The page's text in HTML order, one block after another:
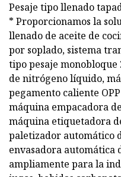
Pesaje tipo llenado
* Proporcionamos la
llenado de aceite de
por soplado, sistema
tipo pesaje
de nitrógeno líquido,
pegamento caliente
máquina empacadora
máquina etiquetadora
paletizador automático
envasadora automática
ampliamente para la